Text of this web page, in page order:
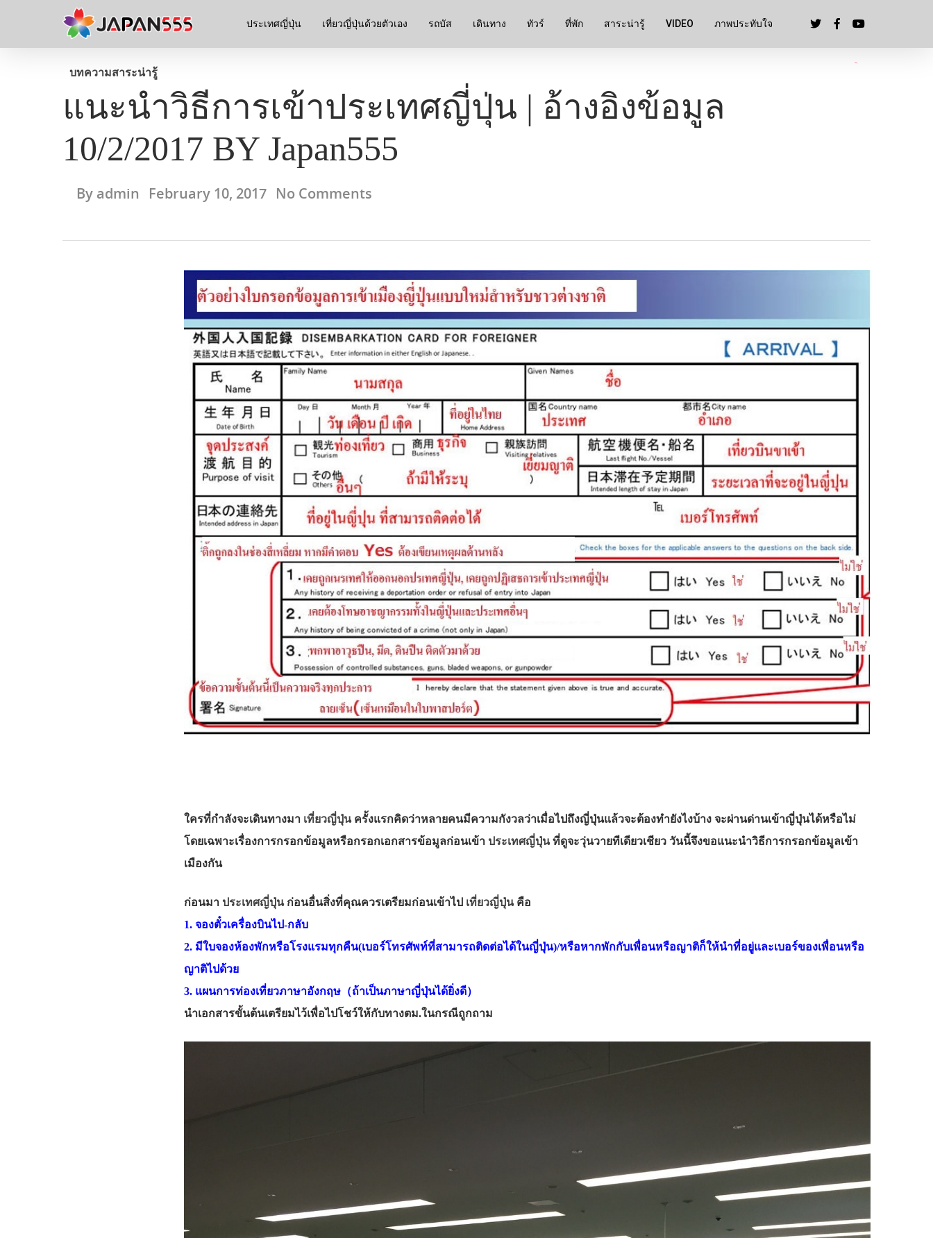
ประเทศญี่ปุ่น เที่ยวญี่ปุ่นด้วยตัวเอง รถบัส เดินทาง ทัวร์ ที่พัก สาระน่ารู้ VIDEO ภาพประทับใจ
บทความสาระน่ารู้
แนะนำวิธีการเข้าประเทศญี่ปุ่น | อ้างอิงข้อมูล
10/2/2017 BY Japan555
By admin February 10, 2017 No Comments
ใครที่กำลังจะเดินทางมา เที่ยวญี่ปุ่นครั้งแรกคิดว่าหลายคนมีความกังวลว่าเมื่อไปถึงญี่ปุ่นแล้วจะต้องทำยังไงบ้าง จะผ่านด่านเข้าญี่ปุ่นได้หรือไม่
โดยเฉพาะเรื่องการกรอกข้อมูลหรือกรอกเอกสารข้อมูลก่อนเข้า ประเทศญี่ปุ่นที่ดูจะวุ่นวายทีเดียวเชียว วันนี้จึงขอแนะนำวิธีการกรอกข้อมูลเข้า
เมืองกัน
ก่อนมา ประเทศญี่ปุ่นก่อนอื่นสิ่งที่คุณควรเตรียมก่อนเข้าไป เที่ยวญี่ปุ่นคือ
1. จองตั๋วเครื่องบินไป-กลับ
2. มีใบจองห้องพักหรือโรงแรมทุกคืน(เบอร์โทรศัพท์ที่สามารถติดต่อได้ในญี่ปุ่น)/หรือหากพักกับเพื่อนหรือญาติก็ให้นำที่อยู่และเบอร์ของเพื่อนหรือ
ญาติไปด้วย
3. แผนการท่องเที่ยวภาษาอังกฤษ（ถ้าเป็นภาษาญี่ปุ่นได้ยิ่งดี）
นำเอกสารขั้นต้นเตรียมไว้เพื่อไปโชว์ให้กับทางตม.ในกรณีถูกถาม